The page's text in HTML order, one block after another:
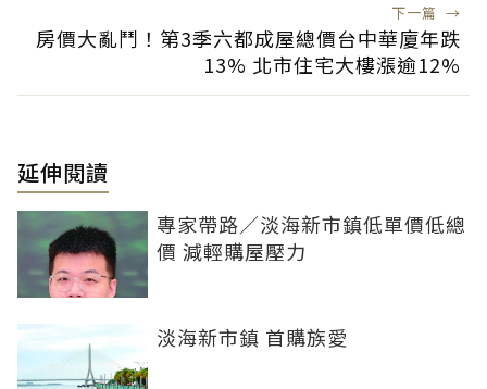
下一篇 →
房價大亂鬥！第3季六都成屋總價台中華廈年跌
13% 北市住宅大樓漲逾12%
延伸閱讀
專家帶路／淡海新市鎮低單價低總
價 減輕購屋壓力
淡海新市鎮 首購族愛